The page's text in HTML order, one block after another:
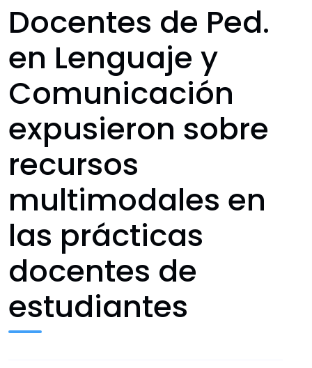
Docentes de Ped.
en Lenguaje y
Comunicación
expusieron sobre
recursos
multimodales en
las prácticas
docentes de
estudiantes